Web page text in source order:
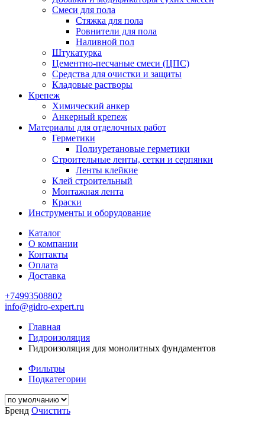
Смеси для пола
Стяжка для пола
Ровнители для пола
Наливной пол
Штукатурка
Цементно-песчаные смеси (ЦПС)
Средства для очистки и защиты
Кладовые растворы
Крепеж
Химический анкер
Анкерный крепеж
Материалы для отделочных работ
Герметики
Полиуретановые герметики
Строительные ленты, сетки и серпянки
Ленты клейкие
Клей строительный
Монтажная лента
Краски
Инструменты и оборудование
Каталог
О компании
Контакты
Оплата
Доставка
+74993508802
info@gidro-expert.ru
Главная
Гидроизоляция
Гидроизоляция для монолитных фундаментов
Фильтры
Подкатегории
Бренд Очистить